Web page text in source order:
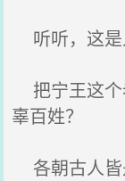
听听，这是
把宁王这个
辜百姓？
各朝古人皆